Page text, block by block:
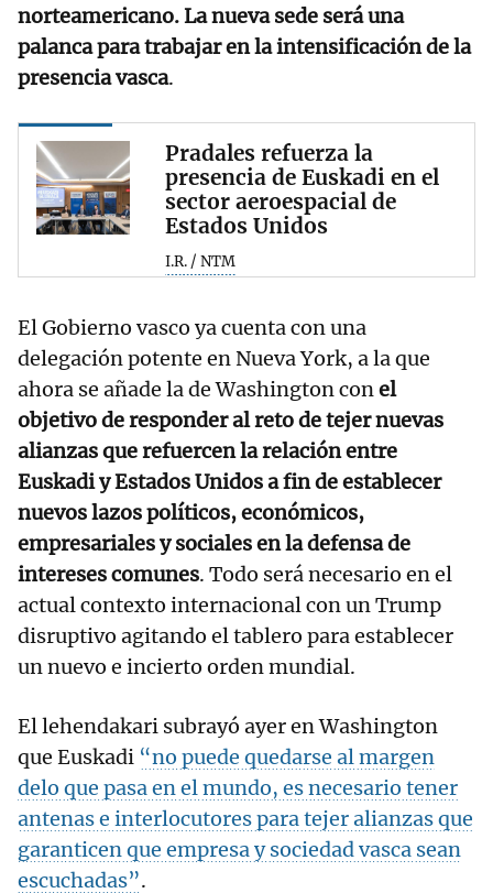
norteamericano. La nueva sede será una
palanca para trabajar en la intensificación de la
presencia vasca.
Pradales refuerza la
presencia de Euskadi en el
sector aeroespacial de
Estados Unidos
I.R. / NTM
El Gobierno vasco ya cuenta con una
delegación potente en Nueva York, a la que
ahora se añade la de Washington conel
objetivo de responder al reto de tejer nuevas
alianzas que refuercen la relación entre
Euskadi y Estados Unidos a fin de establecer
nuevos lazos políticos, económicos,
empresariales y sociales en la defensa de
intereses comunes. Todo será necesario en el
actual contexto internacional con un Trump
disruptivo agitando el tablero para establecer
un nuevo e incierto orden mundial.
El lehendakari subrayó ayer en Washington
que Euskadi “no puede quedarse al margen
delo que pasa en el mundo, es necesario tener
antenas e interlocutores para tejer alianzas que
garanticen que empresa y sociedad vasca sean
escuchadas”.